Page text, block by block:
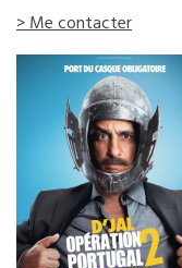
> Me contacter